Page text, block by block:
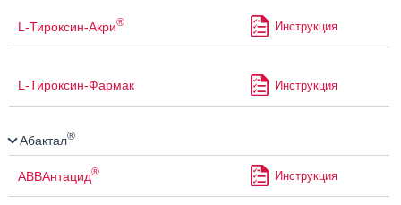
L-Тироксин-Акри® Инструкция
L-Тироксин-Фармак Инструкция
Абактал®
АВВАнтацид® Инструкция